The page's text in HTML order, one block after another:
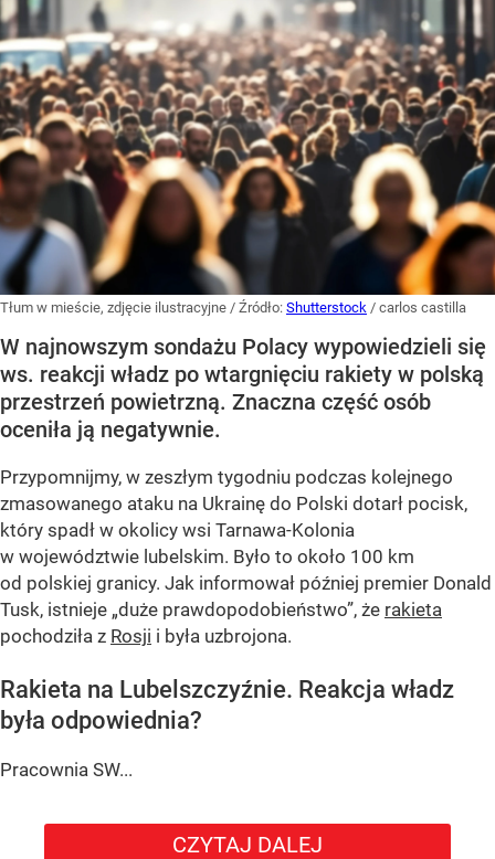
Tłum w mieście, zdjęcie ilustracyjne / Źródło: Shutterstock / carlos castilla
W najnowszym sondażu Polacy wypowiedzieli się
ws. reakcji władz po wtargnięciu rakiety w polską
przestrzeń powietrzną. Znaczna część osób
oceniła ją negatywnie.
Przypomnijmy, w zeszłym tygodniu podczas kolejnego
zmasowanego ataku na Ukrainę do Polski dotarł pocisk,
który spadł w okolicy wsi Tarnawa-Kolonia
w województwie lubelskim. Było to około 100 km
od polskiej granicy. Jak informował później premier Donald
Tusk, istnieje „duże prawdopodobieństwo”, że rakieta
pochodziła z Rosji i była uzbrojona.
Rakieta na Lubelszczyźnie. Reakcja władz
była odpowiednia?
Pracownia SW...
CZYTAJ DALEJ